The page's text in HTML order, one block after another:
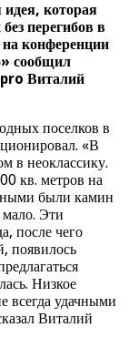
идея, которая
перегибов в
на конференции
сообщил
Виталий
поселков в
«В
в неоклассику.
кв. метров на
были камин
мало. Эти
после чего
появилось
Низкое
всегда удачными
Виталий